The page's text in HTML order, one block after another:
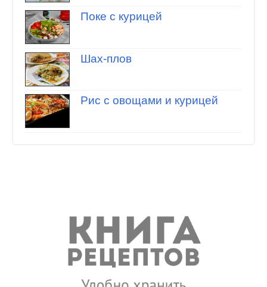
Поке с курицей
Шах-плов
Рис с овощами и курицей